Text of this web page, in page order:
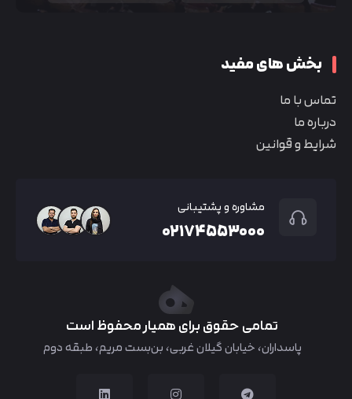
بخش های مفید
تماس با ما
درباره ما
شرایط و قوانین
مشاوره و پشتیبانی
۰۲۱۷۴۵۵۳۰۰۰
تمامی حقوق برای همیار محفوظ است
پاسداران، خیابان گیلان غربی، بن‌بست مریم، طبقه دوم